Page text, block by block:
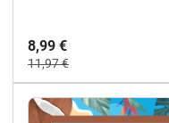
8,99 €
11,97 €